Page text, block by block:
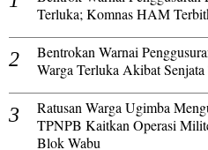
Terluka; Komnas HAM
Bentrokan Warnai
Warga Terluka Akibat Senjata
Ratusan Warga Ugimba
TPNPB Kaitkan Operasi
Blok Wabu